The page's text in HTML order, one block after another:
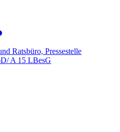
Ratsbüro, Pressestelle
A 15 LBesG